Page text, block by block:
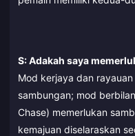
S: Adakah saya
Mod kerjaya dan
sambungan; mod
Chase) memerlukan
kemajuan diselaraskan